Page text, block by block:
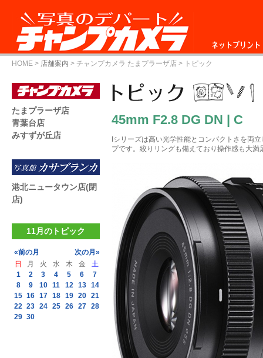
ネットプリント
HOME > 店舗案内 > チャンプカメラ たまプラーザ店 > トピック
45mm F2.8 DG DN | C
Iシリーズは高い光学性能とコンパクトさを両
プです。絞りリングも備えており操作感も大満
たまプラーザ店
青葉台店
みすずが丘店
港北ニュータウン店(閉
店)
11月のトピック
«前の月
次の月»
日
月 火 水 木 金
土
1
2 3 4 5 6
7
8
9 10 11 12 13 14
15 16 17 18 19 20 21
22 23 24 25 26 27 28
29 30